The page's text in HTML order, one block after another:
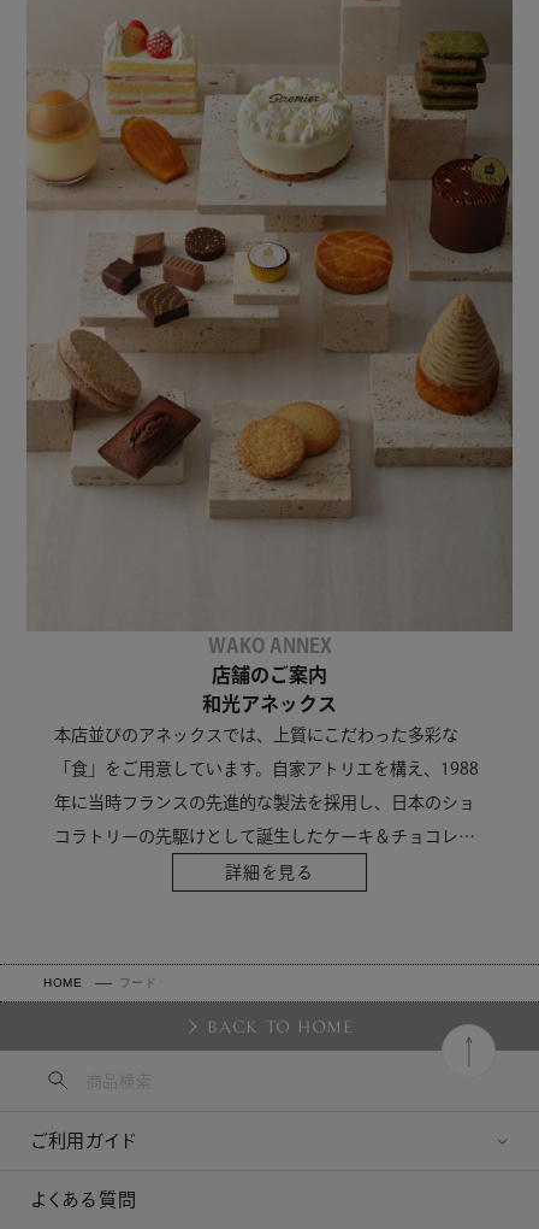
WAKO ANNEX
店舗のご案内
和光アネックス
本店並びのアネックスでは、上質にこだわった多彩な
「食」をご用意しています。自家アトリエを構え、1988
年に当時フランスの先進的な製法を採用し、日本のショ
コラトリーの先駆けとして誕生したケーキ＆チョコレー
トショップの「ショコラ・フレ」に代表される、和光な
詳細を見る
HOME フード
BACK TO HOME
ご利用ガイド
よくある質問